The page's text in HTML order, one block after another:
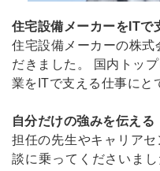
住宅設備メーカーをITで
住宅設備メーカーの株
だきました。 国内トッ
業をITで支える仕事にと
自分だけの強みを伝える
担任の先生やキャリア
談に乗ってくださいま